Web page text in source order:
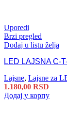
Uporedi
Brzi pregled
Dodaj u listu želja
LED LAJSNA C-
Lajsne, Lajsne za
1.180,00 RSD
Додај у корпу